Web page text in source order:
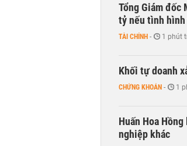
Tổng Giám đốc
tỷ nếu tình
TÀI CHÍNH - 1 phút
Khối tự doanh
CHỨNG KHOÁN - 1
Huấn Hoa
nghiệp khác